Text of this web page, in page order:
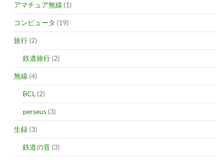
アマチュア無線 (1)
コンピュータ (19)
旅行 (2)
鉄道旅行 (2)
無線 (4)
BCL (2)
perseus (3)
生録 (3)
鉄道の音 (3)